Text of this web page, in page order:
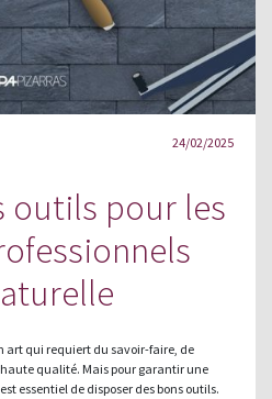
24/02/2025
outils pour les
art qui requiert du savoir-faire, de
qualité. Mais pour garantir une
essentiel de disposer des bons outils.